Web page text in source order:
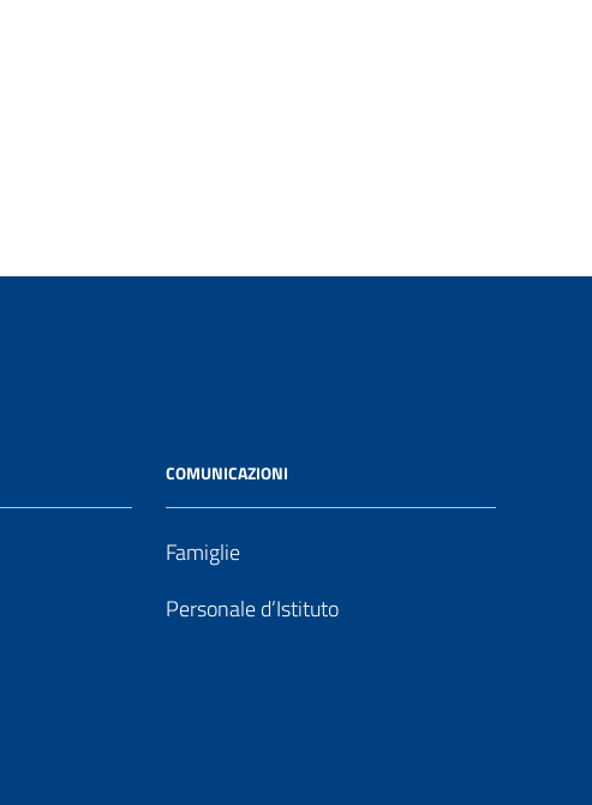
COMUNICAZIONI
Famiglie
Personale d’Istituto